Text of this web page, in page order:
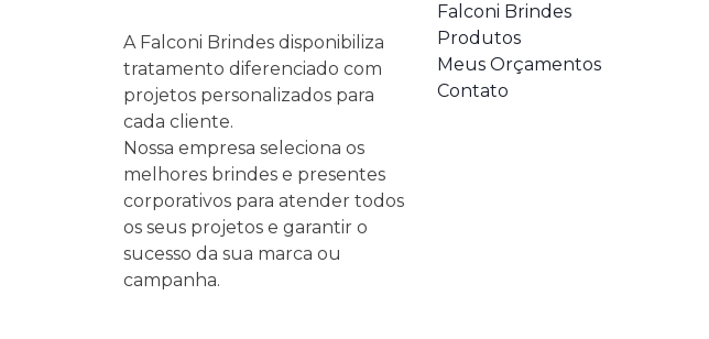
A Falconi Brindes disponibiliza
tratamento diferenciado com
projetos personalizados para
cada cliente.
Nossa empresa seleciona os
melhores brindes e presentes
corporativos para atender todos
os seus projetos e garantir o
sucesso da sua marca ou
campanha.
Falconi Brindes
Produtos
Meus Orçamentos
Contato